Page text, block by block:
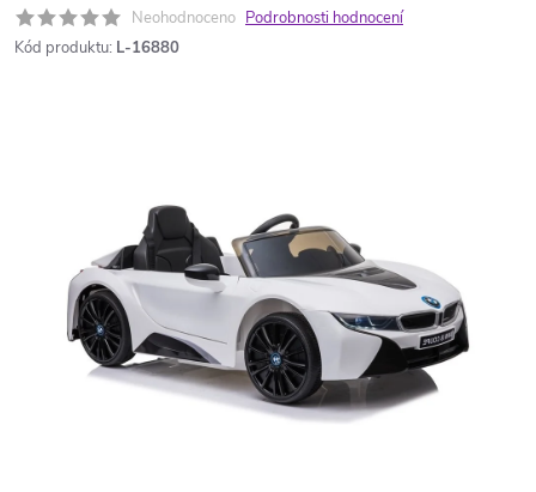
Neohodnoceno Podrobnosti hodnocení
Kód produktu: L-16880